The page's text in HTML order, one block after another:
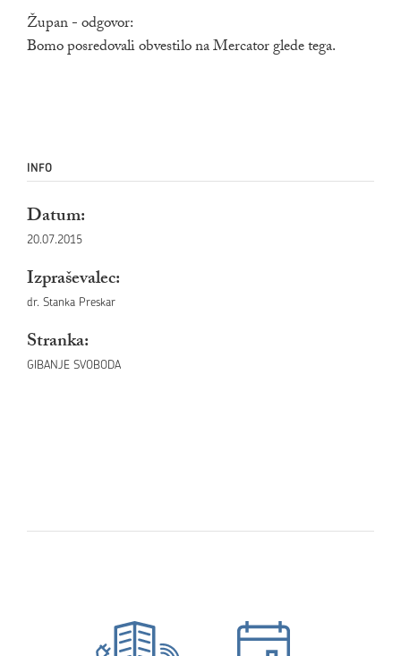
Župan - odgovor:
Bomo posredovali obvestilo na Mercator glede tega.
INFO
Datum:
20.07.2015
Izpraševalec:
dr. Stanka Preskar
Stranka:
GIBANJE SVOBODA